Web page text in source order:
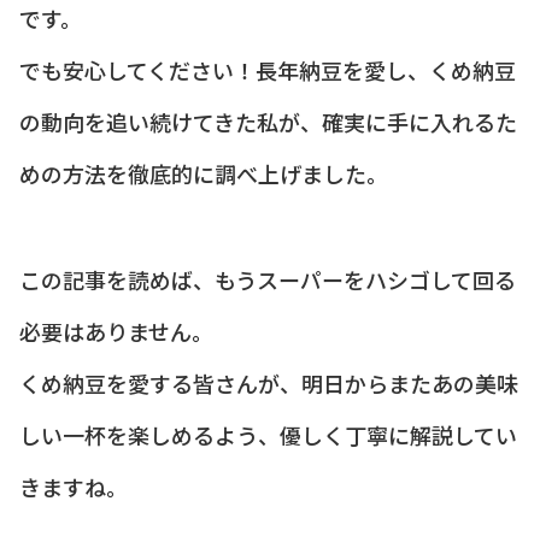
です。
でも安心してください！長年納豆を愛し、くめ納豆
の動向を追い続けてきた私が、確実に手に入れるた
めの方法を徹底的に調べ上げました。
この記事を読めば、もうスーパーをハシゴして回る
必要はありません。
くめ納豆を愛する皆さんが、明日からまたあの美味
しい一杯を楽しめるよう、優しく丁寧に解説してい
きますね。